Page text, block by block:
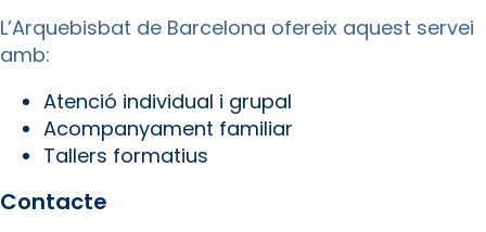
L’Arquebisbat de Barcelona ofereix aquest servei
amb:
Atenció individual i grupal
Acompanyament familiar
Tallers formatius
Contacte